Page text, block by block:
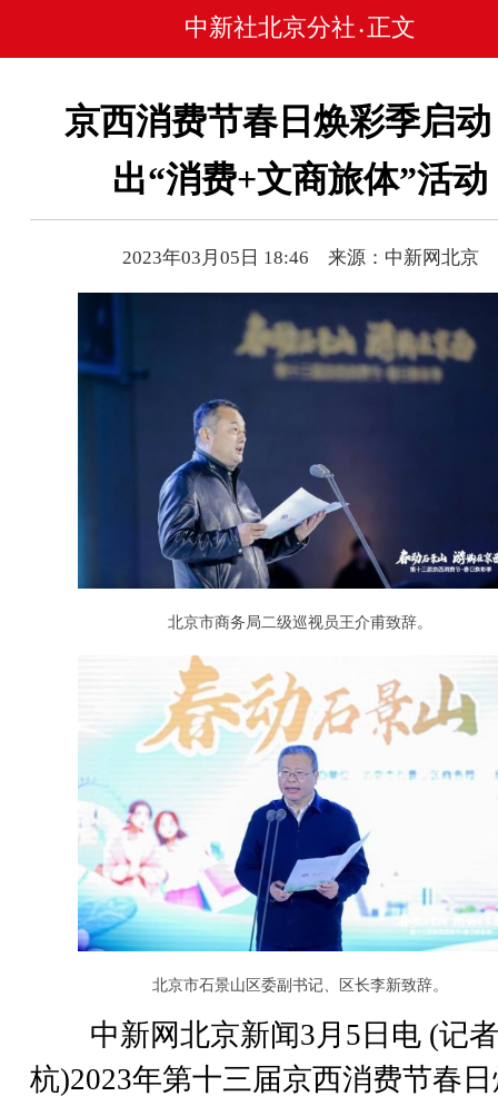
中新社北京分社 • 正文
京西消费节春日焕彩季启
出“消费+文商旅体”活动
2023年03月05日 18:46 来源：中新网北京
北京市商务局二级巡视员王介甫致辞。
北京市石景山区委副书记、区长李新致辞。
中新网北京新闻3月5日电 (记
杭)2023年第十三届京西消费节春